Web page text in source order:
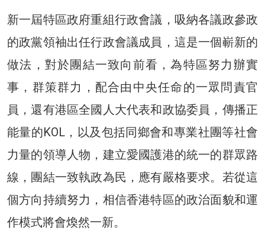
新一屆特區政府重組行政會議，吸納各議政參政
的政黨領袖出任行政會議成員，這是一個嶄新的
做法，對於團結一致向前看，為特區努力辦實
事，群策群力，配合由中央任命的一眾問責官
員，還有港區全國人大代表和政協委員，傳播正
能量的KOL，以及包括同鄉會和專業社團等社會
力量的領導人物，建立愛國護港的統一的群眾路
線，團結一致執政為民，應有嚴格要求。若從這
個方向持續努力，相信香港特區的政治面貌和運
作模式將會煥然一新。